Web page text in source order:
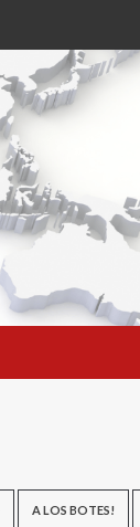
A LOS BOTES!